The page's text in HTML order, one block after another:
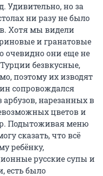
Удивительно, но за
ни разу не было
Хотя мы видели
и гранатовые
очевидно они еще не
безвкусные,
поэтому их изводят
сопровождался
нарезанных в
цветов и
Подытоживая меню
сказать, что всё
ребёнку,
русские супы и
есть было